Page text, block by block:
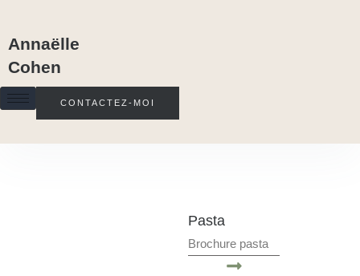
Annaëlle
Cohen
CONTACTEZ-MOI
Pasta
Brochure pasta